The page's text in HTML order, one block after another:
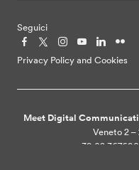
Seguici
Privacy Policy and Cookies
Meet Digital
Veneto 2
+39 02